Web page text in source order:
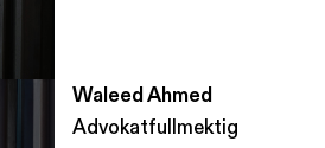
Waleed Ahmed
Advokatfullmektig